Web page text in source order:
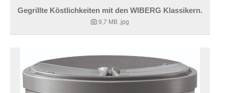
Gegrillte Köstlichkeiten mit den WIBERG Klassikern.
9,7 MB .jpg